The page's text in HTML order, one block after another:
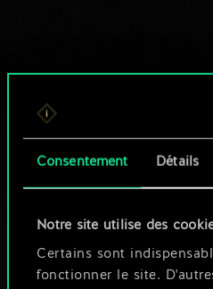
Consentement Détails
Notre site utilise des
Certains sont
fonctionner le site.